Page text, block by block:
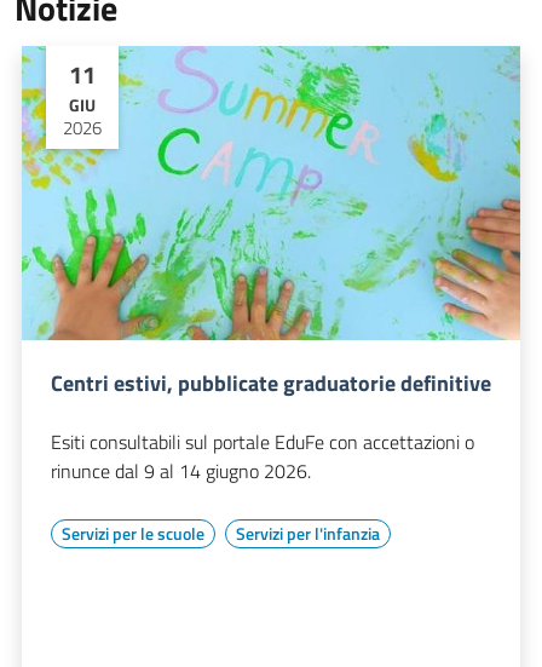
11
GIU
2026
Centri estivi, pubblicate graduatorie definitive
Esiti consultabili sul portale EduFe con accettazioni o
rinunce dal 9 al 14 giugno 2026.
Servizi per le scuole Servizi per l'infanzia